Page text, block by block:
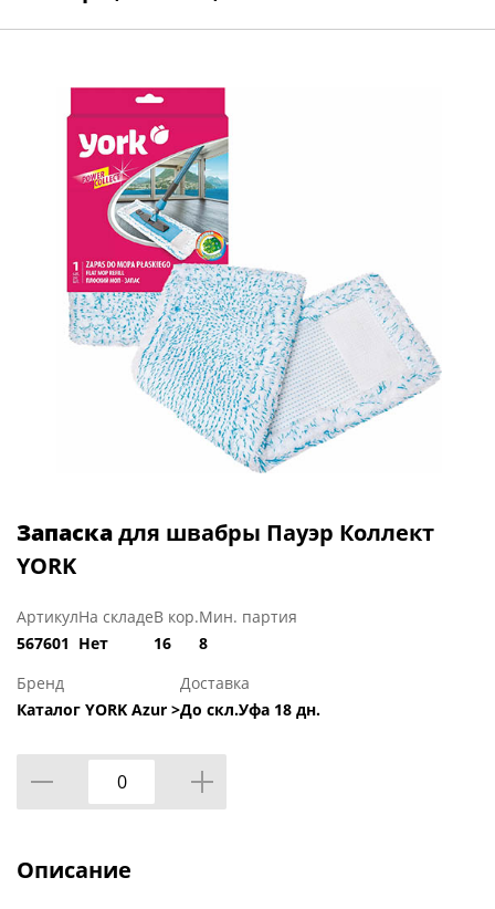
Запаскадля швабры Пауэр Коллект
YORK
Артикул
567601
На складе
Нет
В кор.
16
Мин. партия
8
Бренд
Каталог YORK Azur >
Доставка
До скл.Уфа 18 дн.
Описание